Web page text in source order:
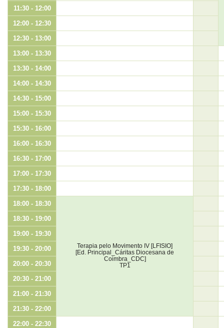
11:30 - 12:00
12:00 - 12:30
12:30 - 13:00
13:00 - 13:30
13:30 - 14:00
14:00 - 14:30
14:30 - 15:00
15:00 - 15:30
15:30 - 16:00
16:00 - 16:30
16:30 - 17:00
17:00 - 17:30
17:30 - 18:00
18:00 - 18:30
Terapia pelo Movimento IV [LFISIO]
[Ed. Principal_Cáritas Diocesana de
Coimbra_CDC]
TP1
18:30 - 19:00
19:00 - 19:30
19:30 - 20:00
20:00 - 20:30
20:30 - 21:00
21:00 - 21:30
21:30 - 22:00
22:00 - 22:30